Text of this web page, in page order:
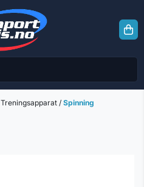
Treningsapparat / Spinning